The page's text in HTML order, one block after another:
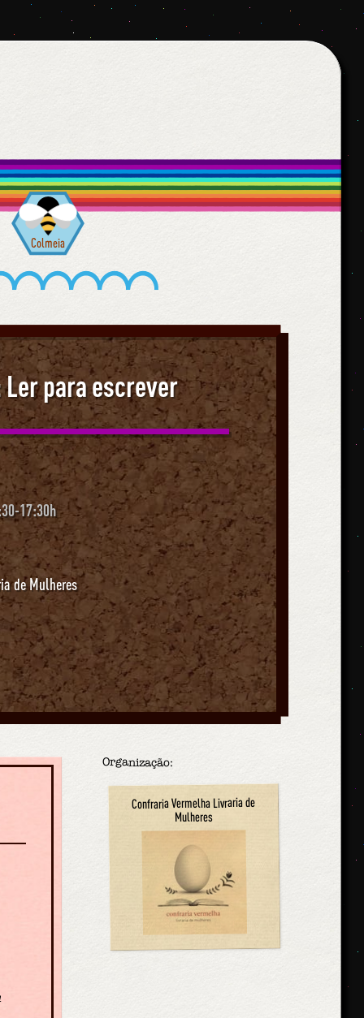
Colmeia
para escrever
17:30h
de Mulheres
Organização:
Confraria Vermelha Livraria de
Mulheres